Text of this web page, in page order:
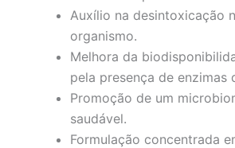
Auxílio na desintoxicação
organismo.
Melhora da
pela presença de enzimas
Promoção de um
saudável.
Formulação concentrada